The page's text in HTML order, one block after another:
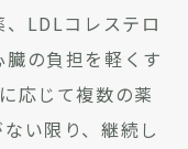
LDLコレステロ
の負担を軽くす
応じて複数の薬
い限り、継続し